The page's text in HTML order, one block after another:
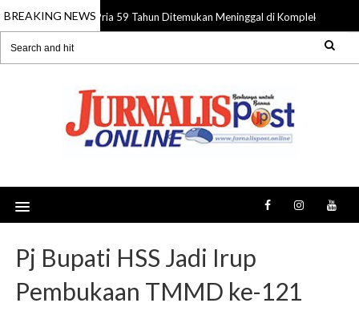
BREAKING NEWS
08 Aug 2026 Pria 59 Tahun Ditemukan Meninggal di Komplek Pasar
Pj Bupati HSS Jadi Irup
Pembukaan TMMD ke-121